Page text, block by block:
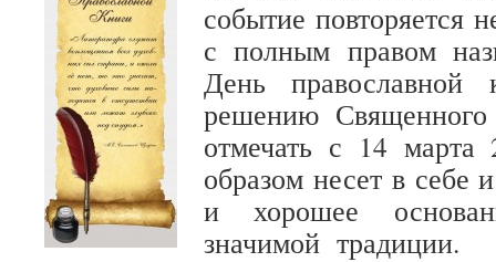
событие повторяется
с полным правом
День православной
решению
отмечать с 14
образом несет в себе
и хорошее
значимой традиции.